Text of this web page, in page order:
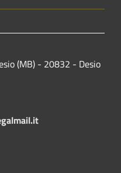
(MB) - 20832 - Desio